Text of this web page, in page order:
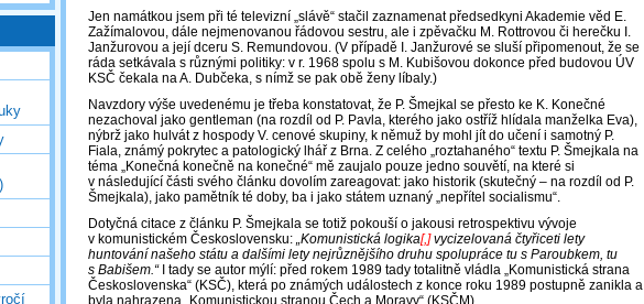
Jen namátkou jsem při té televizní „slávě“ stačil zaznamenat předsedkyni Akademie věd E.
Zažímalovou, dále nejmenovanou řádovou sestru, ale i zpěvačku M. Rottrovou či herečku I.
Janžurovou a její dceru S. Remundovou. (V případě I. Janžurové se sluší připomenout, že se
ráda setkávala s různými politiky: v r. 1968 spolu s M. Kubišovou dokonce před budovou ÚV
KSČ čekala na A. Dubčeka, s nímž se pak obě ženy líbaly.)
Navzdory výše uvedenému je třeba konstatovat, že P. Šmejkal se přesto ke K. Konečné
nezachoval jako gentleman (na rozdíl od P. Pavla, kterého jako ostříž hlídala manželka Eva),
nýbrž jako hulvát z hospody V. cenové skupiny, k němuž by mohl jít do učení i samotný P.
Fiala, známý pokrytec a patologický lhář z Brna. Z celého „roztahaného“ textu P. Šmejkala na
téma „Konečná konečně na konečné“ mě zaujalo pouze jedno souvětí, na které si
v následující části svého článku dovolím zareagovat: jako historik (skutečný – na rozdíl od P.
Šmejkala), jako pamětník té doby, ba i jako státem uznaný „nepřítel socialismu“.
Dotyčná citace z článku P. Šmejkala se totiž pokouší o jakousi retrospektivu vývoje
v komunistickém Československu: „Komunistická logika[,]vycizelovaná čtyřiceti lety
huntování našeho státu a dalšími lety nejrůznějšího druhu spolupráce tu s Paroubkem, tu
s Babišem.“I tady se autor mýlí: před rokem 1989 tady totalitně vládla „Komunistická strana
Československa“ (KSČ), která po známých událostech z konce roku 1989 postupně zanikla a